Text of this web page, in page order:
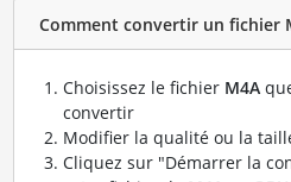
Comment convertir un fichier
Choisissez le fichier M4A
convertir
Modifier la qualité ou la
Cliquez sur "Démarrer la